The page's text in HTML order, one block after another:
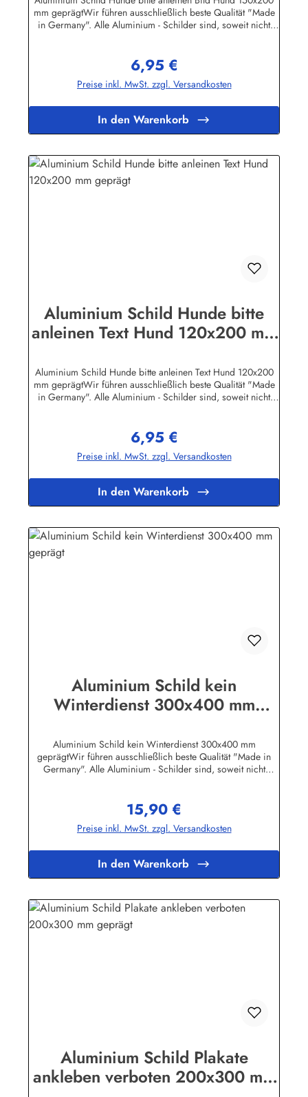
mm geprägtWir führen ausschließlich beste Qualität "Made
in Germany". Alle Aluminium - Schilder sind, soweit nicht
Schilder- und Etikettenfabrik GmbH & Co. KGNeuer Weg 12
– 1642111 Wuppertalinfo@schilder-klar.de
Regulärer Preis:
6,95 €
Preise inkl. MwSt. zzgl. Versandkosten
In den Warenkorb
Aluminium Schild Hunde bitte
anleinen Text Hund 120x200 mm
Aluminium Schild Hunde bitte anleinen Text Hund 120x200
mm geprägtWir führen ausschließlich beste Qualität "Made
in Germany". Alle Aluminium - Schilder sind, soweit nicht
Schilder- und Etikettenfabrik GmbH & Co. KGNeuer Weg 12
– 1642111 Wuppertalinfo@schilder-klar.de
Regulärer Preis:
6,95 €
Preise inkl. MwSt. zzgl. Versandkosten
In den Warenkorb
Aluminium Schild kein
Winterdienst 300x400 mm
Aluminium Schild kein Winterdienst 300x400 mm
geprägtWir führen ausschließlich beste Qualität "Made in
Germany". Alle Aluminium - Schilder sind, soweit nicht
weisse waagerechte Linien zu erkennen. Es handelt sich
dabei nur um ein technisches Problem bei den Bild-Dateien.
Auf den Schildern selbst sind diese Linien natürlich nicht
und Etikettenfabrik GmbH & Co. KGNeuer Weg 12 –
1642111 Wuppertalinfo@schilder-klar.de
Regulärer Preis:
15,90 €
Preise inkl. MwSt. zzgl. Versandkosten
In den Warenkorb
Aluminium Schild Plakate
ankleben verboten 200x300 mm